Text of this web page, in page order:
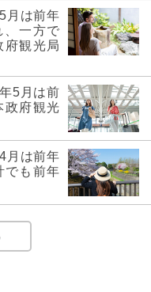
月は前年
、一方で
観光局
5月は前
府観光
月は前年
でも前年